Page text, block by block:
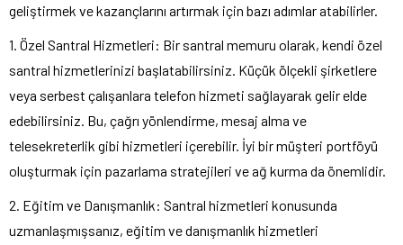
geliştirmek ve kazançlarını artırmak için bazı adımlar atabilirler.
1. Özel Santral Hizmetleri: Bir santral memuru olarak, kendi özel
santral hizmetlerinizi başlatabilirsiniz. Küçük ölçekli şirketlere
veya serbest çalışanlara telefon hizmeti sağlayarak gelir elde
edebilirsiniz. Bu, çağrı yönlendirme, mesaj alma ve
telesekreterlik gibi hizmetleri içerebilir. İyi bir müşteri portföyü
oluşturmak için pazarlama stratejileri ve ağ kurma da önemlidir.
2. Eğitim ve Danışmanlık: Santral hizmetleri konusunda
uzmanlaşmışsanız, eğitim ve danışmanlık hizmetleri